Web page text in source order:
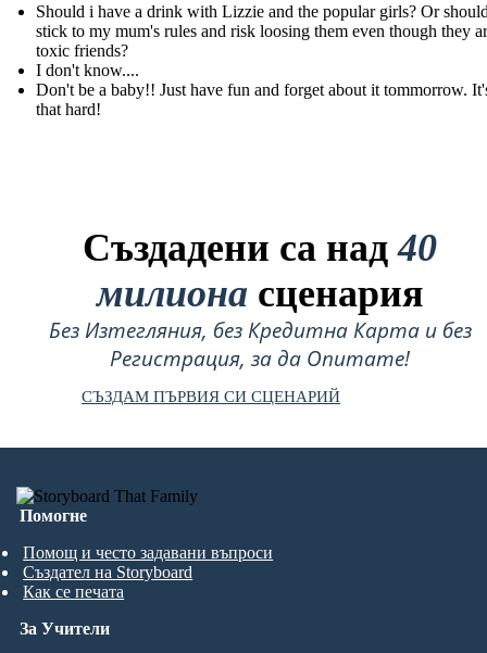
Should i have a drink with Lizzie and the popular girls? Or
stick to my mum's rules and risk loosing them even though they
toxic friends?
I don't know....
Don't be a baby!! Just have fun and forget about it tommorrow.
that hard!
Създадени са над40
милиона сценария
Без Изтегляния, без Кредитна Карта и без
Регистрация, за да Опитате!
СЪЗДАМ ПЪРВИЯ СИ СЦЕНАРИЙ
Помогне
Помощ и често задавани въпроси
Създател на Storyboard
Как се печата
За Учители